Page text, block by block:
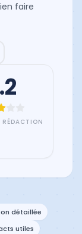
faire
RÉDACTION
détaillée
utiles